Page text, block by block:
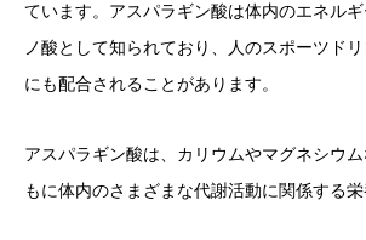
ています。アスパラギン酸は体内のエネル
ノ酸として知られており、人のスポーツド
にも配合されることがあります。
アスパラギン酸は、 カリウムやマグネシウム
もに体内のさまざま な代謝活動に関係する